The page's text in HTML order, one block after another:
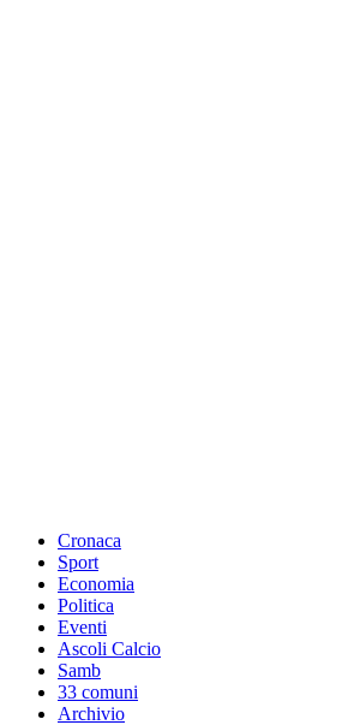
Cronaca
Sport
Economia
Politica
Eventi
Ascoli Calcio
Samb
33 comuni
Archivio